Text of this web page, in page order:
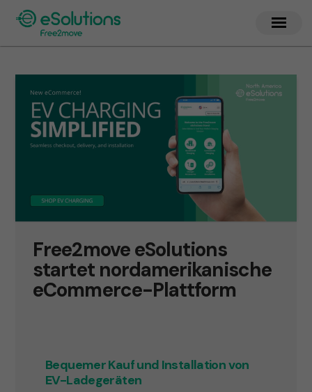
Free2move eSolutions
startet nordamerikanische
eCommerce-Plattform
Bequemer Kauf und Installation von
EV-Ladegeräten